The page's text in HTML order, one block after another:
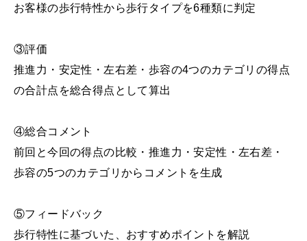
お客様の歩行特性から歩行タイプを6種類に判定
③評価
推進力・安定性・左右差・歩容の4つのカテゴリの得点
の合計点を総合得点として算出
④総合コメント
前回と今回の得点の比較・推進力・安定性・左右差・
歩容の5つのカテゴリからコメントを生成
⑤フィードバック
歩行特性に基づいた、おすすめポイントを解説